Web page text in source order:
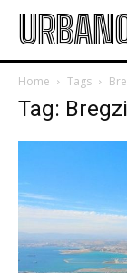
Home Tags
Tag: